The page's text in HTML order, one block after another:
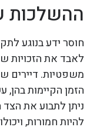
ההשלכות
חוסר ידע בנוגע
לאבד את הזכויות
משפטיות. דיירים
הזמן הקיימות
ניתן לתבוע את
להיות חמורות,